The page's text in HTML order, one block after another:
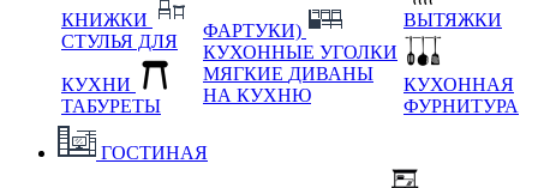
КНИЖКИ
СТУЛЬЯ ДЛЯ
КУХНИ
ТАБУРЕТЫ
ФАРТУКИ)
КУХОННЫЕ УГОЛКИ
МЯГКИЕ ДИВАНЫ
НА КУХНЮ
ВЫТЯЖКИ
КУХОННАЯ
ФУРНИТУРА
ГОСТИНАЯ